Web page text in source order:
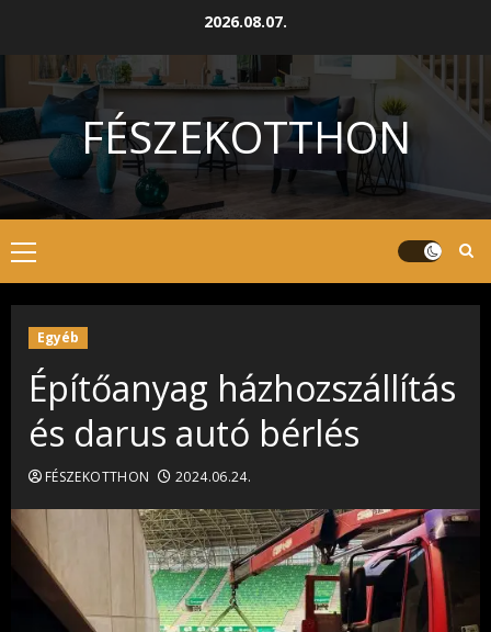
2026.08.07.
FÉSZEKOTTHON
Primary
Menu
Egyéb
Építőanyag házhozszállítás
és darus autó bérlés
FÉSZEKOTTHON 2024.06.24.